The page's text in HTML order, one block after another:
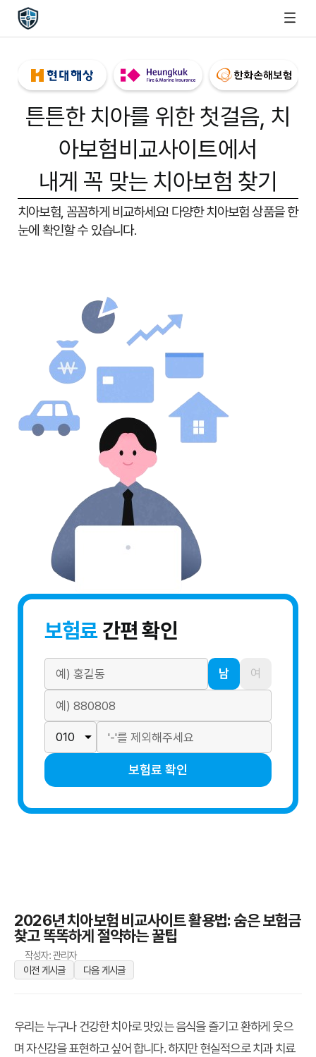
튼튼한 치아를 위한 첫걸음, 치
아보험비교사이트에서
내게 꼭 맞는 치아보험 찾기
치아보험, 꼼꼼하게 비교하세요! 다양한 치아보험 상품을 한
눈에 확인할 수 있습니다.
보험료간편 확인
남 여
보험료 확인
2026년 치아보험 비교사이트 활용법: 숨은 보험금
찾고 똑똑하게 절약하는 꿀팁
작성자: 관리자
이전 게시글
다음 게시글
우리는 누구나 건강한 치아로 맛있는 음식을 즐기고 환하게 웃으
며 자신감을 표현하고 싶어 합니다. 하지만 현실적으로 치과 치료